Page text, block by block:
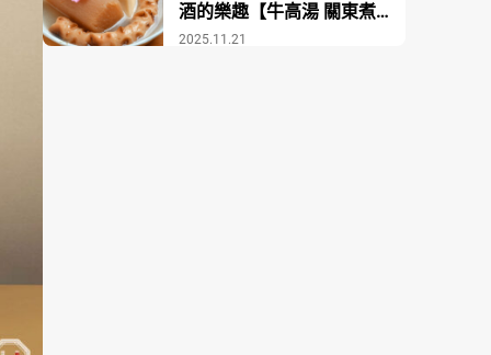
2025.11.21
酒的樂趣【牛高湯 關東煮酒
場COZAKURA】